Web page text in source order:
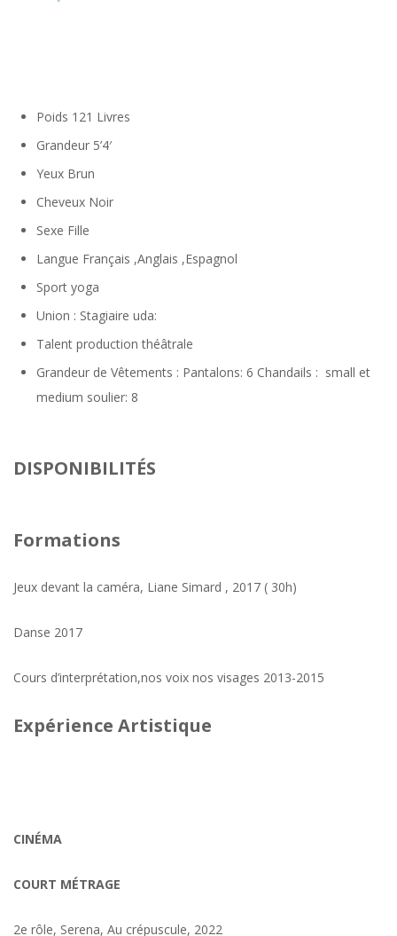
Poids 121 Livres
Grandeur 5’4′
Yeux Brun
Cheveux Noir
Sexe Fille
Langue Français ,Anglais ,Espagnol
Sport yoga
Union : Stagiaire uda:
Talent production théâtrale
Grandeur de Vêtements : Pantalons: 6 Chandails : small et
medium soulier: 8
DISPONIBILITÉS
Formations
Jeux devant la caméra, Liane Simard , 2017 ( 30h)
Danse 2017
Cours d’interprétation,nos voix nos visages 2013-2015
Expérience Artistique
CINÉMA
COURT MÉTRAGE
2e rôle, Serena, Au crépuscule, 2022